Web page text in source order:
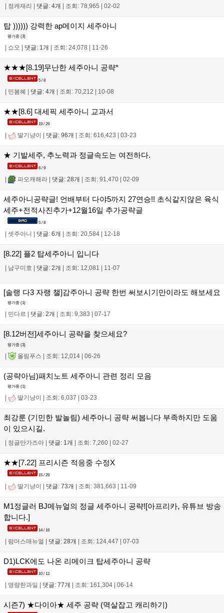
정캐재리 댓글: 4개 조회: 78,965 02-02
탑 )))))) 강력한 ap메이지 세주아니
평가중 (3)
쇼오 댓글: 1개 조회: 24,078 11-26
★★★[8.19]무난한 세주아니 공략*
5 / 8
| 민봄혜 | 댓글: 4개 | 조회: 70,212 | 10-08
★★[8.6] 대세픽 세주아니 교과서
19 / 29
딸기냥이 댓글: 96개 조회: 616,423 03-23
★ 기발세주, 추노력과 정글속도는 여전하다.
6 / 9
| 파오캐해라 | 댓글: 28개 | 조회: 91,470 | 02-09
세주아니공략글! 언배부터 다야5까지 27연승!! 초식같지않은 육식
세주+전적사진추가+12월16일 추가공략글
5 / 8
| 셋주아니 | 댓글: 6개 | 조회: 20,584 | 12-18
[8.22] 플2 탑세주아니 입니다
| 남구미호 | 댓글: 2개 | 조회: 12,081 | 11-07
[솔랭 다3 자랭 챌]감주아니 공략 한번 써보시기만이라도 해보세요
평가중 (1)
민다르 댓글: 2개 조회: 9,383 07-17
[8.12버전]세주아니 공략을 찾으세요?
평가중 (3)
| 올림푸스 | 조회: 12,014 | 06-26
(공략아님)패치노트 세주아니 관련 정리 모음
평가중 (1)
딸기냥이 조회: 6,037 03-23
최강룬 (기민한 발놀림) 세주아니 공략 써봅니다 부족하지만 도움
이 있으시길.
정글만가즈아 댓글: 1개 조회: 7,260 02-27
★★[7.22] 프리시즌 적응중 수정X
15 / 29
딸기냥이 댓글: 73개 조회: 381,663 11-09
M1정글러 BJ메뉴얼의 정글 세주아니 공략![아프리카, 유튜브 방송
합니다.]
14 / 16
| 람머스매뉴얼 | 댓글: 28개 | 조회: 124,447 | 07-03
D1)LCK에도 나온 리메이크 탑세주아니 공략
10 / 12
명량한과일 댓글: 77개 조회: 161,304 06-14
시즌7) ★다이아★ 세주 공략 (멱살잡고 캐리하기)